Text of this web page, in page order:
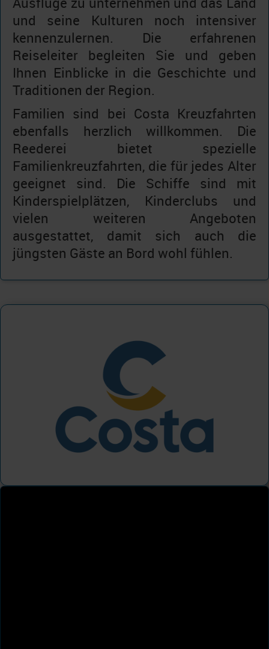
und seine Kulturen noch intensiver
kennenzulernen. Die erfahrenen
Reiseleiter begleiten Sie und geben
Ihnen Einblicke in die Geschichte und
Traditionen der Region.
Familien sind bei Costa Kreuzfahrten
ebenfalls herzlich willkommen. Die
Reederei bietet spezielle
Familienkreuzfahrten, die für jedes Alter
geeignet sind. Die Schiffe sind mit
Kinderspielplätzen, Kinderclubs und
vielen weiteren Angeboten
ausgestattet, damit sich auch die
jüngsten Gäste an Bord wohl fühlen.